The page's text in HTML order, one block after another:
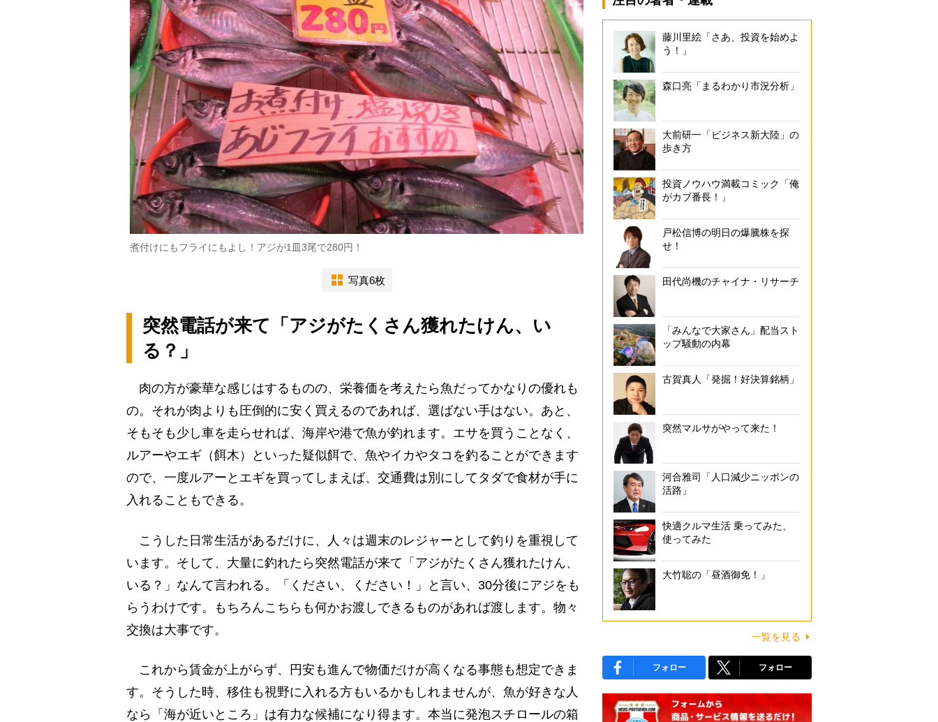
煮付けにもフライにもよし！アジが1皿3尾で280円！
写真6枚
突然電話が来て「アジがたくさん獲れたけん、い
る？」
肉の方が豪華な感じはするものの、栄養価を考えたら魚だってかなりの優れも
の。それが肉よりも圧倒的に安く買えるのであれば、選ばない手はない。あと、
そもそも少し車を走らせれば、海岸や港で魚が釣れます。エサを買うことなく、
ルアーやエギ（餌木）といった疑似餌で、魚やイカやタコを釣ることができます
ので、一度ルアーとエギを買ってしまえば、交通費は別にしてタダで食材が手に
入れることもできる。
こうした日常生活があるだけに、人々は週末のレジャーとして釣りを重視して
います。そして、大量に釣れたら突然電話が来て「アジがたくさん獲れたけん、
いる？」なんて言われる。「ください、ください！」と言い、30分後にアジをも
らうわけです。もちろんこちらも何かお渡しできるものがあれば渡します。物々
交換は大事です。
これから賃金が上がらず、円安も進んで物価だけが高くなる事態も想定できま
す。そうした時、移住も視野に入れる方もいるかもしれませんが、魚が好きな人
なら「海が近いところ」は有力な候補になり得ます。本当に発泡スチロールの箱
藤川里絵「さあ、投資を始めよ
う！」
森口亮「まるわかり市況分析」
大前研一「ビジネス新大陸」の
歩き方
投資ノウハウ満載コミック「俺
がカブ番長！」
戸松信博の明日の爆騰株を探
せ！
田代尚機のチャイナ・リサーチ
「みんなで大家さん」配当スト
ップ騒動の内幕
古賀真人「発掘！好決算銘柄」
突然マルサがやって来た！
河合雅司「人口減少ニッポンの
活路」
快適クルマ生活 乗ってみた、
使ってみた
大竹聡の「昼酒御免！」
一覧を見る
フォロー フォロー